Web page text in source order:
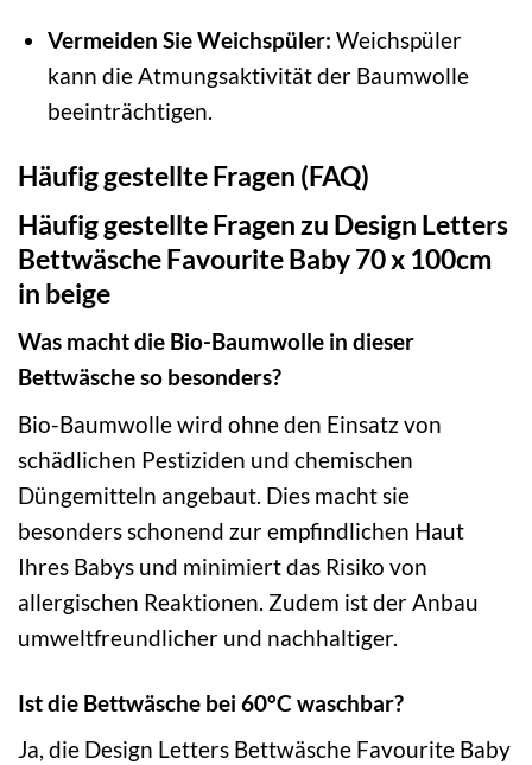
Vermeiden Sie Weichspüler: Weichspüler
kann die Atmungsaktivität der Baumwolle
beeinträchtigen.
Häufig gestellte Fragen (FAQ)
Häufig gestellte Fragen zu Design Letters
Bettwäsche Favourite Baby 70 x 100cm
in beige
Was macht die Bio-Baumwolle in dieser
Bettwäsche so besonders?
Bio-Baumwolle wird ohne den Einsatz von
schädlichen Pestiziden und chemischen
Düngemitteln angebaut. Dies macht sie
besonders schonend zur empfindlichen Haut
Ihres Babys und minimiert das Risiko von
allergischen Reaktionen. Zudem ist der Anbau
umweltfreundlicher und nachhaltiger.
Ist die Bettwäsche bei 60°C waschbar?
Ja, die Design Letters Bettwäsche Favourite Baby